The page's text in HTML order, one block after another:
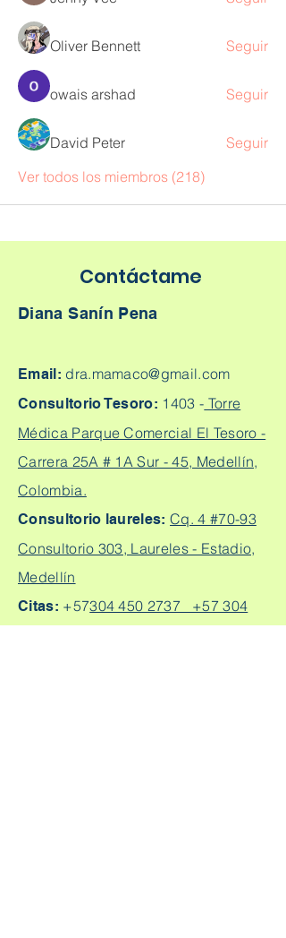
Oliver Bennett Seguir
owais arshad Seguir
David Peter
Seguir
Ver todos los miembros (218)
Contáctame
Diana Sanín Pena
Email: dra.mamaco@gmail.com
Consultorio Tesoro: 1403 - Torre
Médica Parque Comercial El Tesoro -
Carrera 25A # 1A Sur - 45, Medellín,
Colombia.
Consultorio laureles:Cq. 4 #70-93
Consultorio 303, Laureles - Estadio,
Medellín
Citas: +57304 450 2737 +57 304